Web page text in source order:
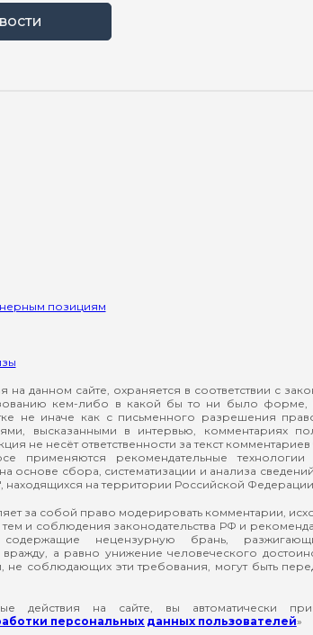
позициям
данном сайте, охраняется в соответствии с
кем-либо в какой бы то ни было форме,
не иначе как с письменного разрешения
высказанными в интервью, комментариях
не несёт ответственности за текст комментариев
применяются рекомендательные технологии
основе сбора, систематизации и анализа
находящихся на территории Российской
за собой право модерировать комментарии,
и соблюдения законодательства РФ и
содержащие нецензурную брань,
а равно унижение человеческого
не соблюдающих эти требования, могут быть
действия на сайте, вы автоматически
персональных данных пользователей»